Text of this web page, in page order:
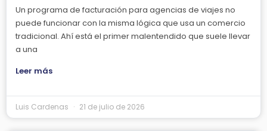
Un programa de facturación para agencias de viajes no
puede funcionar con la misma lógica que usa un comercio
tradicional. Ahí está el primer malentendido que suele llevar
a una
Leer más
Luis Cardenas 21 de julio de 2026